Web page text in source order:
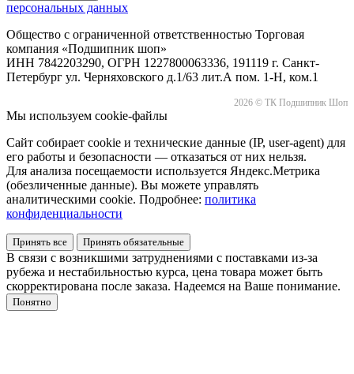
персональных данных
Общество с ограниченной ответственностью Торговая
компания «Подшипник шоп»
ИНН 7842203290, ОГРН 1227800063336, 191119 г. Санкт-
Петербург ул. Черняховского д.1/63 лит.А пом. 1-Н, ком.1
2026 © ТК Подшипник Шоп
Мы используем cookie-файлы
Сайт собирает cookie и технические данные (IP, user-agent) для
его работы и безопасности — отказаться от них нельзя.
Для анализа посещаемости используется Яндекс.Метрика
(обезличенные данные). Вы можете управлять
аналитическими cookie. Подробнее: политика
конфиденциальности
Принять все Принять обязательные
В связи с возникшими затруднениями с поставками из-за
рубежа и нестабильностью курса, цена товара может быть
скорректирована после заказа. Надеемся на Ваше понимание.
Понятно